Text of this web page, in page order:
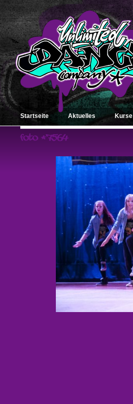
Startseite Aktuelles Kurse